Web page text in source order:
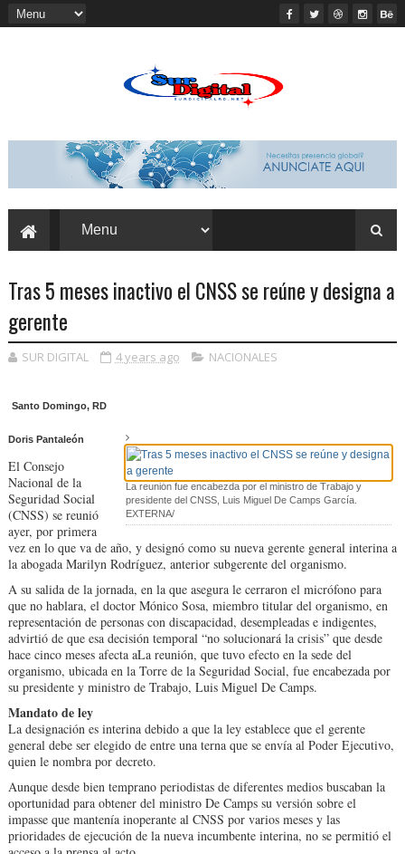
Tras 5 meses inactivo el CNSS se reúne y designa a
gerente
SUR DIGITAL 4 years ago NACIONALES
Santo Domingo, RD
La reunión fue encabezda por el ministro de Trabajo y
presidente del CNSS, Luis Miguel De Camps García.
EXTERNA/
Doris Pantaleón
El Consejo
Nacional de la
Seguridad Social
(CNSS) se reunió
ayer, por primera
vez en lo que va de año, y designó como su nueva gerente general interina a
la abogada Marilyn Rodríguez, anterior subgerente del organismo.
A su salida de la jornada, en la que asegura le cerraron el micrófono para
que no hablara, el doctor Mónico Sosa, miembro titular del organismo, en
representación de personas con discapacidad, desempleadas e indigentes,
advirtió de que esa decisión temporal “no solucionará la crisis” que desde
hace cinco meses afecta aLa reunión, que tuvo efecto en la sede del
organismo, ubicada en la Torre de la Seguridad Social, fue encabezada por
su presidente y ministro de Trabajo, Luis Miguel De Camps.
Mandato de ley
La designación es interina debido a que la ley establece que el gerente
general debe ser elegido de entre una terna que se envía al Poder Ejecutivo,
quien le nombra por decreto.
Aunque desde bien temprano periodistas de diferentes medios buscaban la
oportunidad para obtener del ministro De Camps su versión sobre el
impasse que mantenía inoperante al CNSS por varios meses y las
prioridades de ejecución de la nueva incumbente interina, no se permitió el